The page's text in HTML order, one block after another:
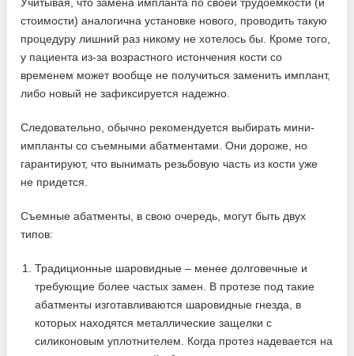
Учитывая, что замена импланта по своей трудоемкости (и
стоимости) аналогична установке нового, проводить такую
процедуру лишний раз никому не хотелось бы. Кроме того,
у пациента из-за возрастного истончения кости со
временем может вообще не получиться заменить имплант,
либо новый не зафиксируется надежно.
Следовательно, обычно рекомендуется выбирать мини-
импланты со съемными абатментами. Они дороже, но
гарантируют, что вынимать резьбовую часть из кости уже
не придется.
Съемные абатменты, в свою очередь, могут быть двух
типов:
Традиционные шаровидные – менее долговечные и
требующие более частых замен. В протезе под такие
абатменты изготавливаются шаровидные гнезда, в
которых находятся металлические защелки с
силиконовым уплотнителем. Когда протез надевается на